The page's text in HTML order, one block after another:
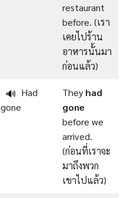
restaurant
before. (เรา
เคยไปร้าน
อาหารนั้นมา
ก่อนแล้ว)
🔊 Had
gone
They had
gone
before we
arrived.
(ก่อนที่เราจะ
มาถึงพวก
เขาไปแล้ว)